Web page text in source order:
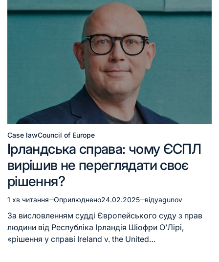
Case lawCouncil of Europe
Ірландська справа: чому ЄСПЛ
вирішив не переглядати своє
рішення?
1 хв читання Оприлюднено24.02.2025 відyagunov
За висловленням судді Європейського суду з прав
людини від Республіка Ірландія Шіофри О’Лірі,
«рішення у справі Ireland v. the United…